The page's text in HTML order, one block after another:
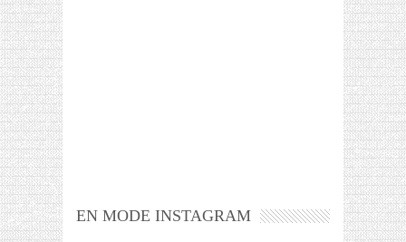
EN MODE INSTAGRAM